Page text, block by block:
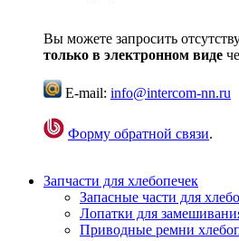
Вы можете запросить
только в электронном виде
E-mail: info@intercom-nn.ru
Форму обратной связи.
Запчасти для хлебопечек
Запасные части для
Лопатки для
Приводные ремни